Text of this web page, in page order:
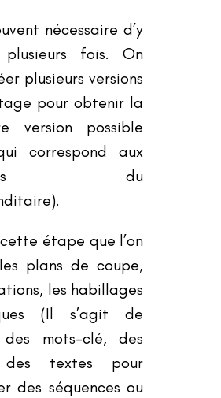
nécessaire d’y
plusieurs fois. On
plusieurs versions
pour obtenir la
version possible
correspond aux
du
étape que l’on
plans de coupe,
les habillages
(Il s’agit de
mots-clé, des
des textes pour
des séquences ou